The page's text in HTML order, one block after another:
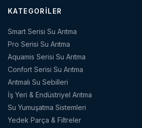
KATEGORILER
Smart Serisi Su Arıtma
Pro Serisi Su Arıtma
Aquamis Serisi Su Arıtma
Confort Serisi Su Arıtma
Arıtmalı Su Sebilleri
İş Yeri & Endüstriyel Arıtma
Su Yumuşatma Sistemleri
Yedek Parça & Filtreler